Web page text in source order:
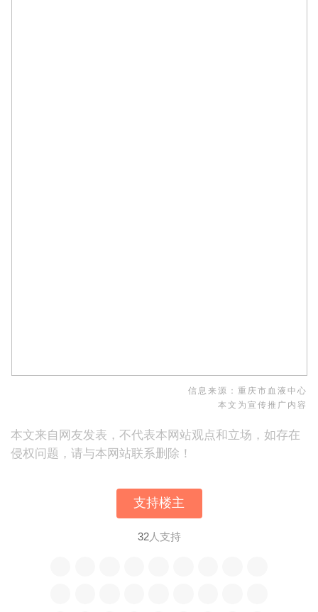
信息来源：重庆市血液中心
本文为宣传推广内容
本文来自网友发表，不代表本网站观点和立场，如存在
侵权问题，请与本网站联系删除！
支持楼主
32人支持